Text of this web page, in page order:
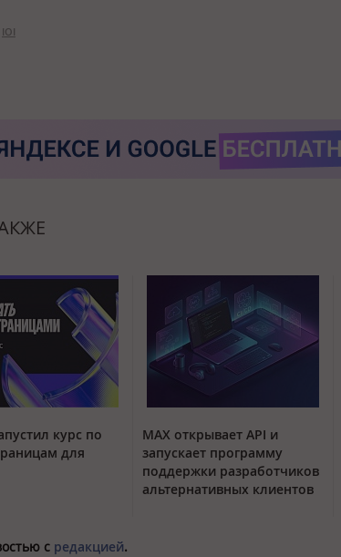
IOI
курс по
для
MAX открывает API и
запускает программу
поддержки разработчиков
альтернативных клиентов
с редакцией.